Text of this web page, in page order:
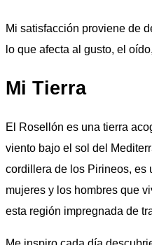
Mi satisfacción proviene de
lo que afecta al gusto, el
Mi Tierra
El Rosellón es una tierra
viento bajo el sol del
cordillera de los Pirineos, es
mujeres y los hombres que
esta región impregnada de